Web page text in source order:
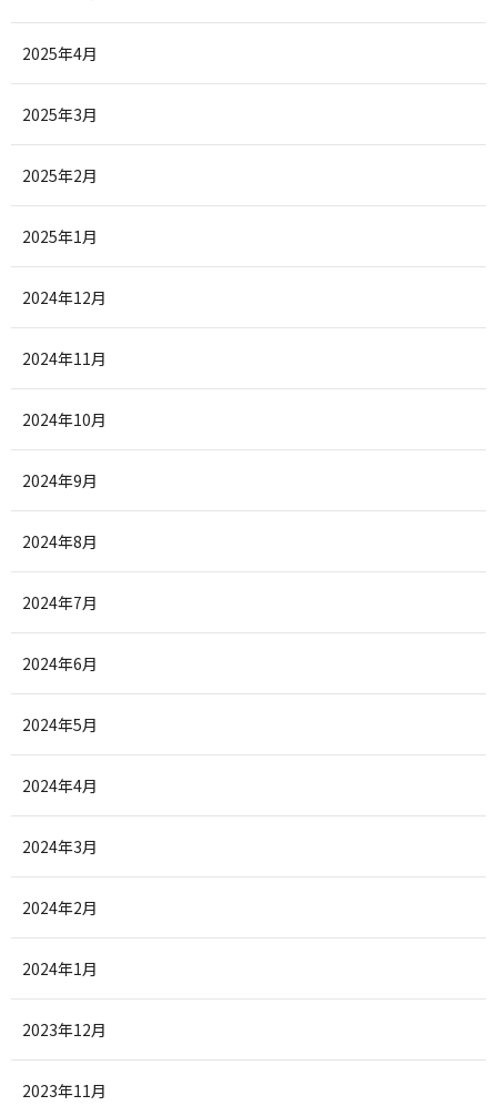
2025年4月
2025年3月
2025年2月
2025年1月
2024年12月
2024年11月
2024年10月
2024年9月
2024年8月
2024年7月
2024年6月
2024年5月
2024年4月
2024年3月
2024年2月
2024年1月
2023年12月
2023年11月